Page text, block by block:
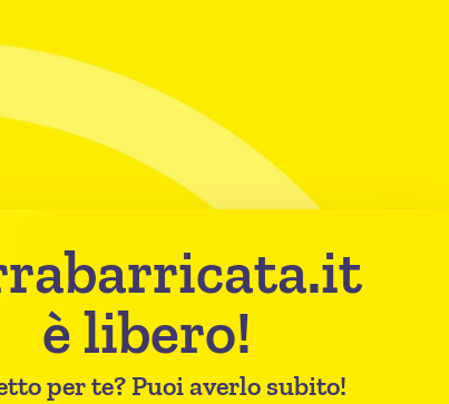
è libero!
per te? Puoi averlo subito!